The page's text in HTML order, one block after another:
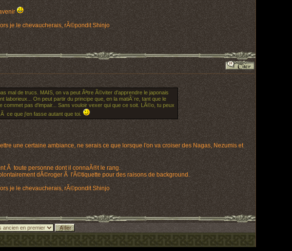
je le chevaucherais, rÃ©pondit Shinjo
mal de trucs. MAIS, on va peut Ãªtre Ã©viter d'apprendre le japonais
On peut partir du principe que, en la matiÃ¨re, tant que le
pas d'impair... Sans vouloir vexer qui que ce soit. LÃ©o, tu peux
ce que j'en fasse autant que toi.
une certaine ambiance, ne serais ce que lorsque l'on va croiser des Nagas, Nezumis et
Ã toute personne dont il connaÃ®t le rang.
dÃ©roger Ã l'Ã©tiquette pour des raisons de background.
je le chevaucherais, rÃ©pondit Shinjo